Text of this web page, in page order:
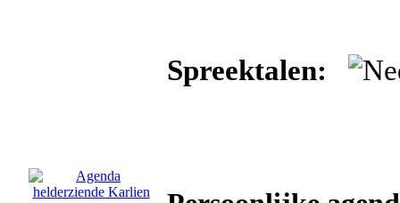
Spreektalen: